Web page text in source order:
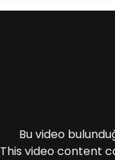
Bu video
This video content